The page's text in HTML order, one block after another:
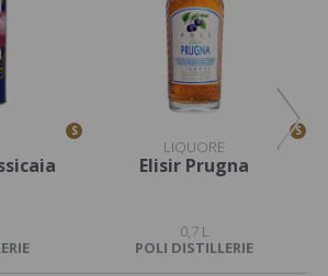
S S
LIQUORE
Elisir Prugna
0,7 L
POLI DISTILLERIE